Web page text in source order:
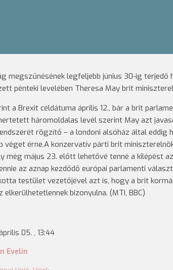
megszűnésének legfeljebb június 30-ig terjedő
pénteki levelében Theresa May brit
a Brexit céldátuma április 12., bár a brit
háromoldalas levél szerint May azt
rögzítő – a londoni alsóház által
véget érne.A konzervatív párti brit
még május 23. előtt lehetővé tenné a kilépést
az aznap kezdődő európai parlamenti
testület vezetőjével azt is, hogy a brit
elkerülhetetlennek bizonyulna. (MTI, BBC)
05. , 13:44
Evelin